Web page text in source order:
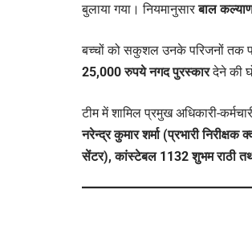
बुलाया गया। नियमानुसारबाल
बच्चों को सकुशल उनके परिजनों तक
25,000 रुपये नगद पुरस्कारदेने की
टीम में शामिल प्रमुख अधिकारी-
नरेन्द्र कुमार शर्मा (प्रभारी
सेंटर), कांस्टेबल 1132 शुभम राठी